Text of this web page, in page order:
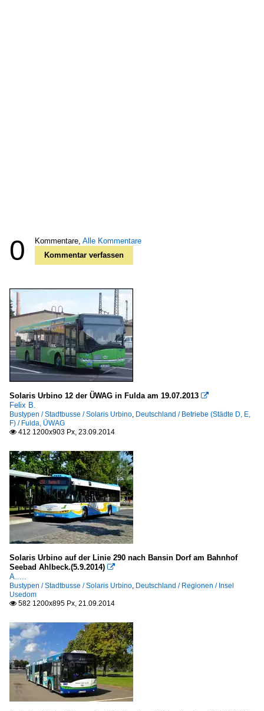
0 Kommentare, Alle Kommentare
Kommentar verfassen
Solaris Urbino 12 der ÜWAG in Fulda am 19.07.2013 
Felix B.
Bustypen / Stadtbusse / Solaris Urbino, Deutschland / Betriebe (Städte D, E,
F) / Fulda, ÜWAG
 412 1200x903 Px, 23.09.2014
Solaris Urbino auf der Linie 290 nach Bansin Dorf am Bahnhof
Seebad Ahlbeck.(5.9.2014) 
A.....
Bustypen / Stadtbusse / Solaris Urbino, Deutschland / Regionen / Insel
Usedom
 582 1200x895 Px, 21.09.2014